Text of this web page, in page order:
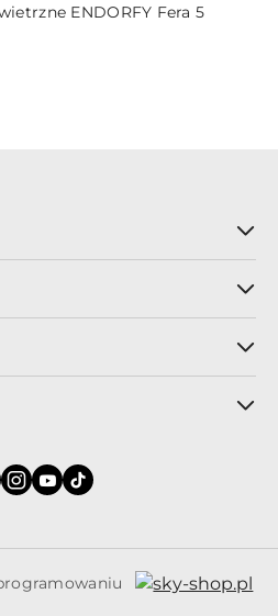
ENDORFY Fera 5